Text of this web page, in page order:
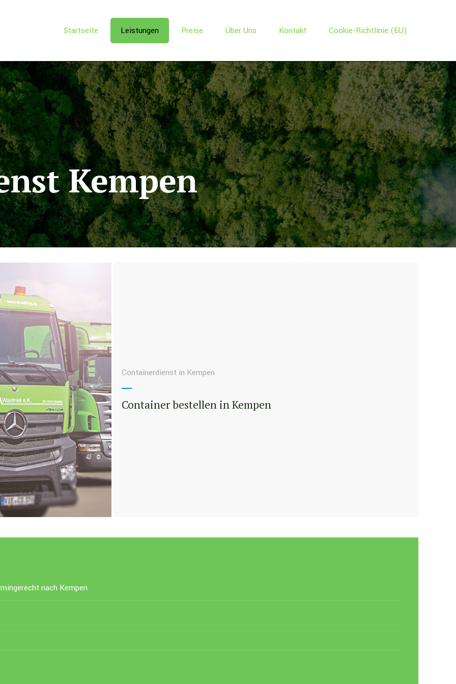
Startseite Leistungen Preise Über Uns Kontakt Cookie-Richtlinie (EU)
Kempen
Containerdienst in Kempen
Container bestellen in Kempen
nach Kempen